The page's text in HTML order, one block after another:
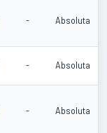
- Absoluta
- Absoluta
- Absoluta